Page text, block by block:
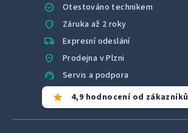
verified
Otestováno technikem
shield Záruka až 2 roky
local_shipping Expresní odeslání
location_on Prodejna v Plzni
support_agent Servis a podpora
star 4,9 hodnocení od zákazníků